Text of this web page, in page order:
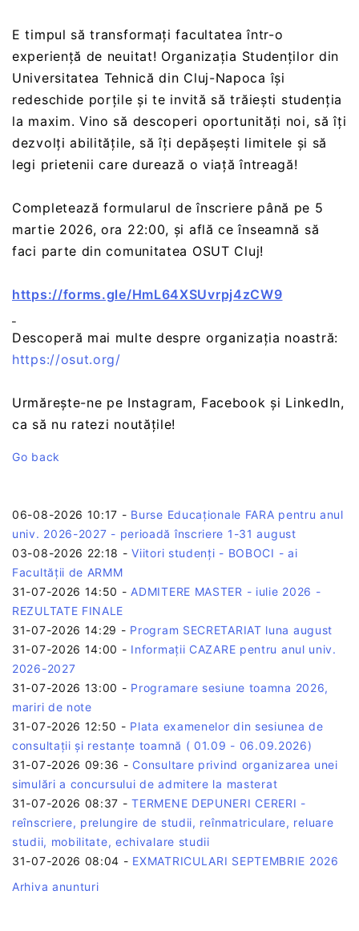
E timpul să transformați facultatea într-o
experiență de neuitat! Organizația Studenților din
Universitatea Tehnică din Cluj-Napoca își
redeschide porțile și te invită să trăiești studenția
la maxim. Vino să descoperi oportunități noi, să îți
dezvolți abilitățile, să îți depășești limitele și să
legi prietenii care durează o viață întreagă!
Completează formularul de înscriere până pe 5
martie 2026, ora 22:00, și află ce înseamnă să
faci parte din comunitatea OSUT Cluj!
https://forms.gle/HmL64XSUvrpj4zCW9
Descoperă mai multe despre organizația noastră:
https://osut.org/
Urmărește-ne pe Instagram, Facebook și LinkedIn,
ca să nu ratezi noutățile!
Go back
06-08-2026 10:17 - Burse Educaționale FARA pentru anul
univ. 2026-2027 - perioadă înscriere 1-31 august
03-08-2026 22:18 -Viitori studenți - BOBOCI - ai
Facultății de ARMM
31-07-2026 14:50 - ADMITERE MASTER - iulie 2026 -
REZULTATE FINALE
31-07-2026 14:29 - Program SECRETARIAT luna august
31-07-2026 14:00 - Informații CAZARE pentru anul univ.
2026-2027
31-07-2026 13:00 - Programare sesiune toamna 2026,
mariri de note
31-07-2026 12:50 - Plata examenelor din sesiunea de
consultații și restanțe toamnă ( 01.09 - 06.09.2026)
31-07-2026 09:36 - Consultare privind organizarea unei
simulări a concursului de admitere la masterat
31-07-2026 08:37 -TERMENE DEPUNERI CERERI -
reînscriere, prelungire de studii, reînmatriculare, reluare
studii, mobilitate, echivalare studii
31-07-2026 08:04 - EXMATRICULARI SEPTEMBRIE 2026
Arhiva anunturi